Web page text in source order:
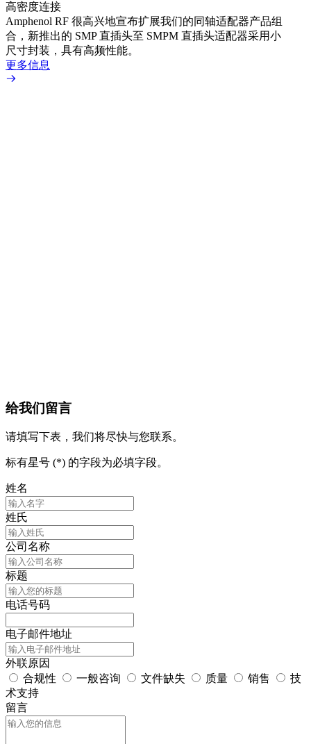
高密度连接
Amphenol RF 很高兴地宣布扩展我们的同轴适配器产品组
合，新推出的 SMP 直插头至 SMPM 直插头适配器采用小
尺寸封装，具有高频性能。
更多信息
给我们留言
请填写下表，我们将尽快与您联系。
标有星号 (*) 的字段为必填字段。
姓名
姓氏
公司名称
标题
电话号码
电子邮件地址
外联原因
合规性
一般咨询 文件缺失 质量 销售
技
术支持
留言